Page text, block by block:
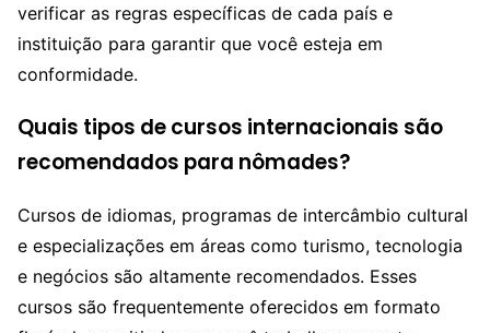
verificar as regras específicas de cada país e
instituição para garantir que você esteja em
conformidade.
Quais tipos de cursos internacionais são
recomendados para nômades?
Cursos de idiomas, programas de intercâmbio cultural
e especializações em áreas como turismo, tecnologia
e negócios são altamente recomendados. Esses
cursos são frequentemente oferecidos em formato